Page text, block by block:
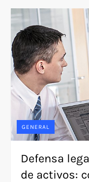
GENERAL
Defensa
de activos: